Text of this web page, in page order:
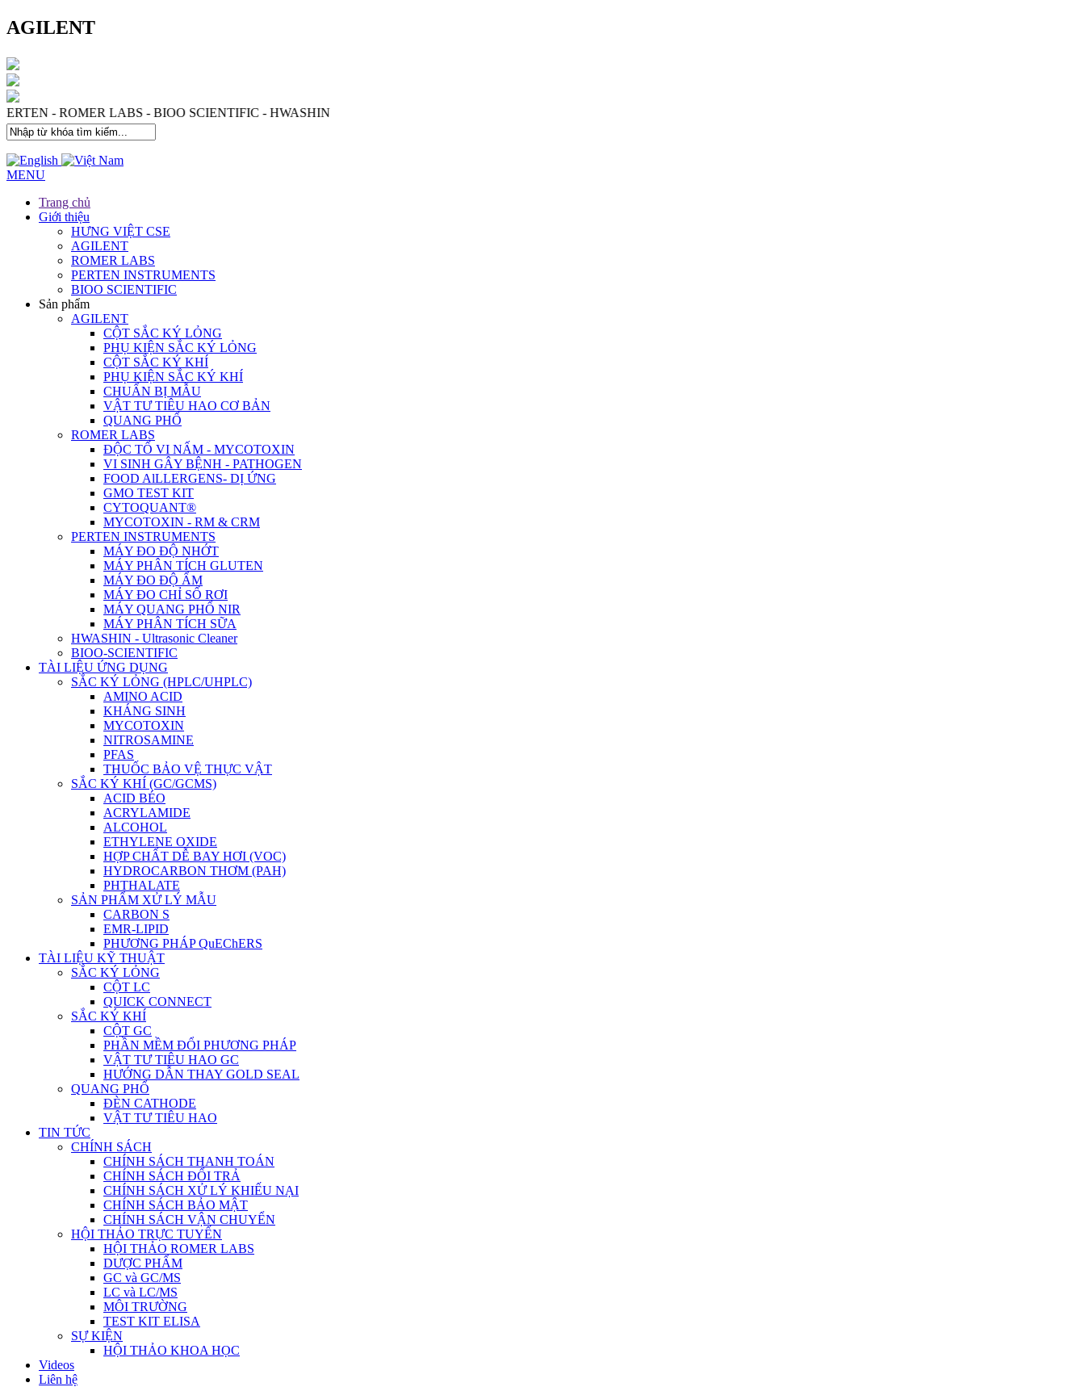
AGILENT
- PERTEN - ROMER LABS - BIOO SCIENTIFIC - HWASHIN
MENU
Trang chủ
Giới thiệu
HƯNG VIỆT CSE
AGILENT
ROMER LABS
PERTEN INSTRUMENTS
BIOO SCIENTIFIC
Sản phẩm
AGILENT
CỘT SẮC KÝ LỎNG
PHỤ KIỆN SẮC KÝ LỎNG
CỘT SẮC KÝ KHÍ
PHỤ KIỆN SẮC KÝ KHÍ
CHUẨN BỊ MẪU
VẬT TƯ TIÊU HAO CƠ BẢN
QUANG PHỔ
ROMER LABS
ĐỘC TỐ VI NẤM - MYCOTOXIN
VI SINH GÂY BỆNH - PATHOGEN
FOOD AlLLERGENS- DỊ ỨNG
GMO TEST KIT
CYTOQUANT®
MYCOTOXIN - RM & CRM
PERTEN INSTRUMENTS
MÁY ĐO ĐỘ NHỚT
MÁY PHÂN TÍCH GLUTEN
MÁY ĐO ĐỘ ẨM
MÁY ĐO CHỈ SỐ RƠI
MÁY QUANG PHỔ NIR
MÁY PHÂN TÍCH SỮA
HWASHIN - Ultrasonic Cleaner
BIOO-SCIENTIFIC
TÀI LIỆU ỨNG DỤNG
SẮC KÝ LỎNG (HPLC/UHPLC)
AMINO ACID
KHÁNG SINH
MYCOTOXIN
NITROSAMINE
PFAS
THUỐC BẢO VỆ THỰC VẬT
SẮC KÝ KHÍ (GC/GCMS)
ACID BÉO
ACRYLAMIDE
ALCOHOL
ETHYLENE OXIDE
HỢP CHẤT DỄ BAY HƠI (VOC)
HYDROCARBON THƠM (PAH)
PHTHALATE
SẢN PHẨM XỬ LÝ MẪU
CARBON S
EMR-LIPID
PHƯƠNG PHÁP QuEChERS
TÀI LIỆU KỸ THUẬT
SẮC KÝ LỎNG
CỘT LC
QUICK CONNECT
SẮC KÝ KHÍ
CỘT GC
PHẦN MỀM ĐỔI PHƯƠNG PHÁP
VẬT TƯ TIÊU HAO GC
HƯỚNG DẪN THAY GOLD SEAL
QUANG PHỔ
ĐÈN CATHODE
VẬT TƯ TIÊU HAO
TIN TỨC
CHÍNH SÁCH
CHÍNH SÁCH THANH TOÁN
CHÍNH SÁCH ĐỔI TRẢ
CHÍNH SÁCH XỬ LÝ KHIẾU NẠI
CHÍNH SÁCH BẢO MẬT
CHÍNH SÁCH VẬN CHUYỂN
HỘI THẢO TRỰC TUYẾN
HỘI THẢO ROMER LABS
DƯỢC PHẨM
GC và GC/MS
LC và LC/MS
MÔI TRƯỜNG
TEST KIT ELISA
SỰ KIỆN
HỘI THẢO KHOA HỌC
Videos
Liên hệ